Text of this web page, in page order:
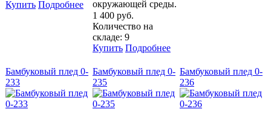
Купить Подробнее
окружающей среды.
1 400 руб.
Количество на
складе: 9
Купить Подробнее
Бамбуковый плед 0-
233
Бамбуковый плед 0-
235
Бамбуковый плед 0-
236